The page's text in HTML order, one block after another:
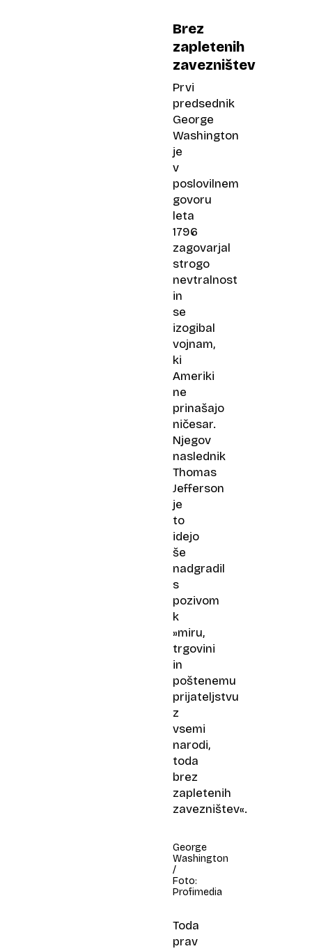
Brez
zapletenih
zavezništev
Prvi
predsednik
George
Washington
je
v
poslovilnem
govoru
leta
1796
zagovarjal
strogo
nevtralnost
in
se
izogibal
vojnam,
ki
Ameriki
ne
prinašajo
ničesar.
Njegov
naslednik
Thomas
Jefferson
je
to
idejo
še
nadgradil
s
pozivom
k
»miru,
trgovini
in
poštenemu
prijateljstvu
z
vsemi
narodi,
toda
brez
zapletenih
zavezništev«.
George
Washington
/
Foto:
Profimedia
Toda
prav